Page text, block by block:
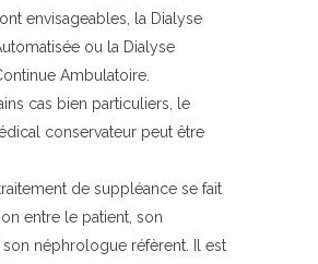
envisageables, la Dialyse
ou la Dialyse
Ambulatoire.
cas bien particuliers, le
conservateur peut être
de suppléance se fait
entre le patient, son
néphrologue réfèrent. Il est